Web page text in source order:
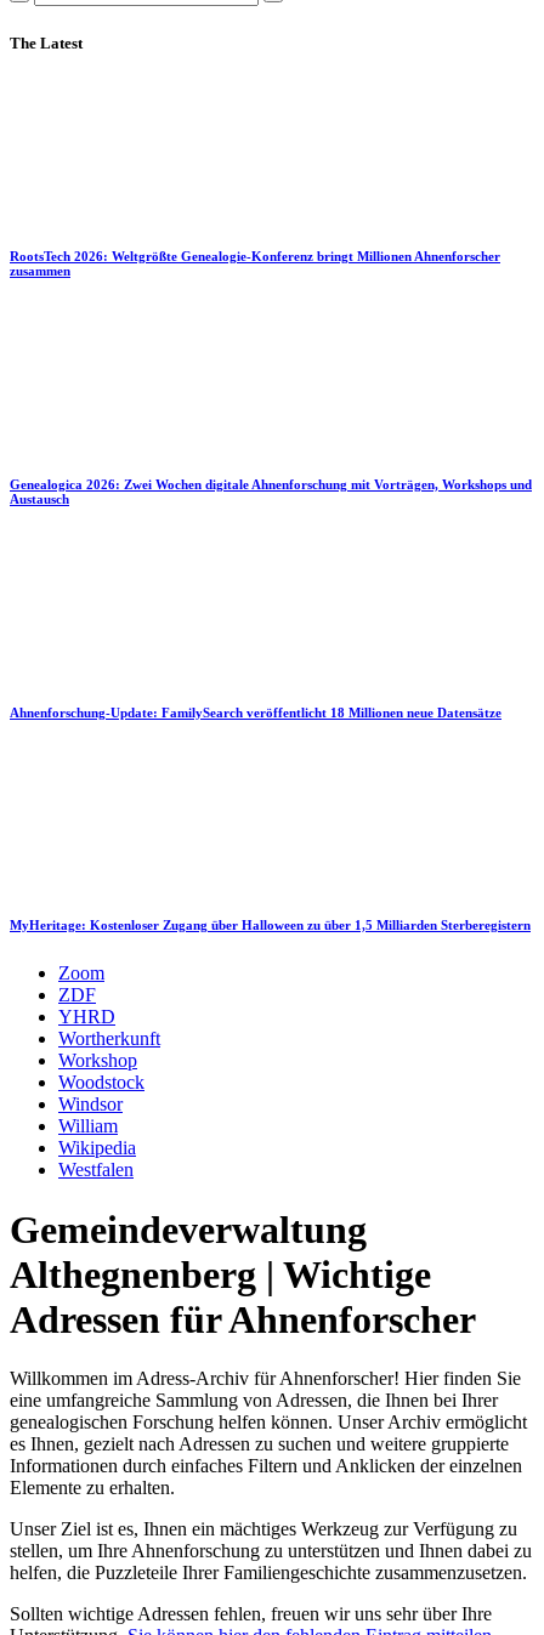
The Latest
RootsTech 2026: Weltgrößte Genealogie-Konferenz bringt Millionen Ahnenforscher
zusammen
Genealogica 2026: Zwei Wochen digitale Ahnenforschung mit Vorträgen, Workshops und
Austausch
Ahnenforschung-Update: FamilySearch veröffentlicht 18 Millionen neue Datensätze
MyHeritage: Kostenloser Zugang über Halloween zu über 1,5 Milliarden Sterberegistern
Zoom
ZDF
YHRD
Wortherkunft
Workshop
Woodstock
Windsor
William
Wikipedia
Westfalen
Gemeindeverwaltung
Althegnenberg | Wichtige
Adressen für Ahnenforscher
Willkommen im Adress-Archiv für Ahnenforscher! Hier finden Sie
eine umfangreiche Sammlung von Adressen, die Ihnen bei Ihrer
genealogischen Forschung helfen können. Unser Archiv ermöglicht
es Ihnen, gezielt nach Adressen zu suchen und weitere gruppierte
Informationen durch einfaches Filtern und Anklicken der einzelnen
Elemente zu erhalten.
Unser Ziel ist es, Ihnen ein mächtiges Werkzeug zur Verfügung zu
stellen, um Ihre Ahnenforschung zu unterstützen und Ihnen dabei zu
helfen, die Puzzleteile Ihrer Familiengeschichte zusammenzusetzen.
Sollten wichtige Adressen fehlen, freuen wir uns sehr über Ihre